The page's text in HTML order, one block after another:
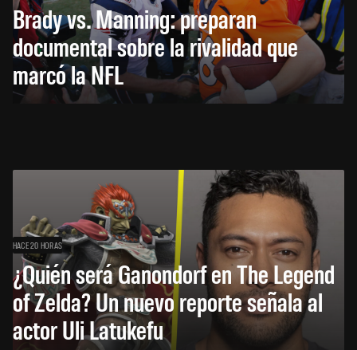
Brady vs. Manning: preparan
documental sobre la rivalidad que
marcó la NFL
HACE 20 HORAS
¿Quién será Ganondorf en The Legend
of Zelda? Un nuevo reporte señala al
actor Uli Latukefu